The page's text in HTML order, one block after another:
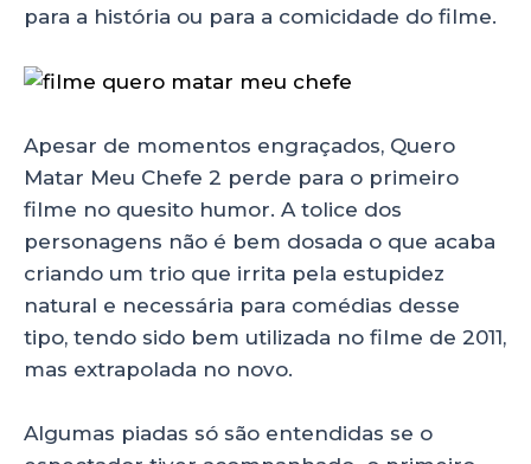
para a história ou para a comicidade do filme.
Apesar de momentos engraçados, Quero
Matar Meu Chefe 2 perde para o primeiro
filme no quesito humor. A tolice dos
personagens não é bem dosada o que acaba
criando um trio que irrita pela estupidez
natural e necessária para comédias desse
tipo, tendo sido bem utilizada no filme de 2011,
mas extrapolada no novo.
Algumas piadas só são entendidas se o